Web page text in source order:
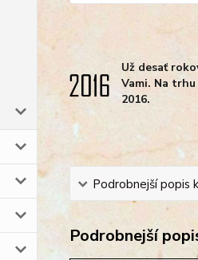
Už desať
Vami. Na
2016.
Podrobnejší popis
Podrobnejší